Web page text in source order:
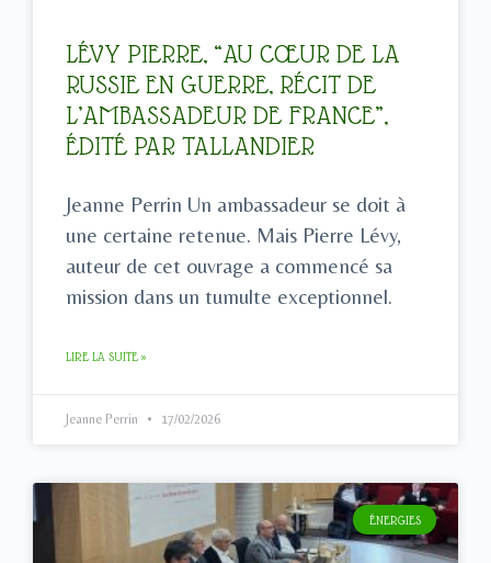
LÉVY PIERRE, “AU CŒUR DE LA
RUSSIE EN GUERRE, RÉCIT DE
L’AMBASSADEUR DE FRANCE”,
ÉDITÉ PAR TALLANDIER
Jeanne Perrin Un ambassadeur se doit à
une certaine retenue. Mais Pierre Lévy,
auteur de cet ouvrage a commencé sa
mission dans un tumulte exceptionnel.
LIRE LA SUITE »
Jeanne Perrin 17/02/2026
ÉNERGIES